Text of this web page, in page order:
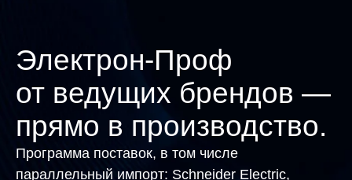
Электрон-Проф
от ведущих брендов —
прямо в производство.
Программа поставок, в том числе
параллельный импорт: Schneider Electric,